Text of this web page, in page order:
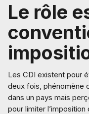
Le rôle
Les CDI existent pour
deux fois, phénomène
dans un pays mais
pour limiter